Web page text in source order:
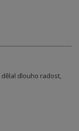
dělal dlouho radost,